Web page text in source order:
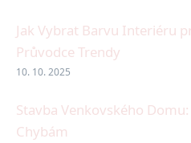
Jak Vybrat Barvu Interiéru
Průvodce Trendy
10. 10. 2025
Stavba Venkovského
Chybám